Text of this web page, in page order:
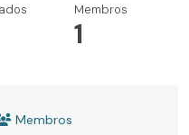
Membros
1
Membros